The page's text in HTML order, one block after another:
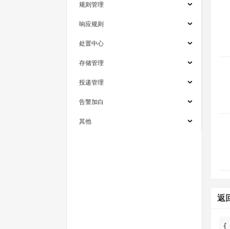
规则管理
响应规则
处置中心
存储管理
投递管理
告警加白
其他
返